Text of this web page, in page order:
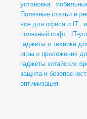
установка,
Полезные статьи и
всё для офиса и IT,
полезный софт, IT-
гаджеты и техника
игры и приложения
гаджеты китайских
защита и
оптимизация